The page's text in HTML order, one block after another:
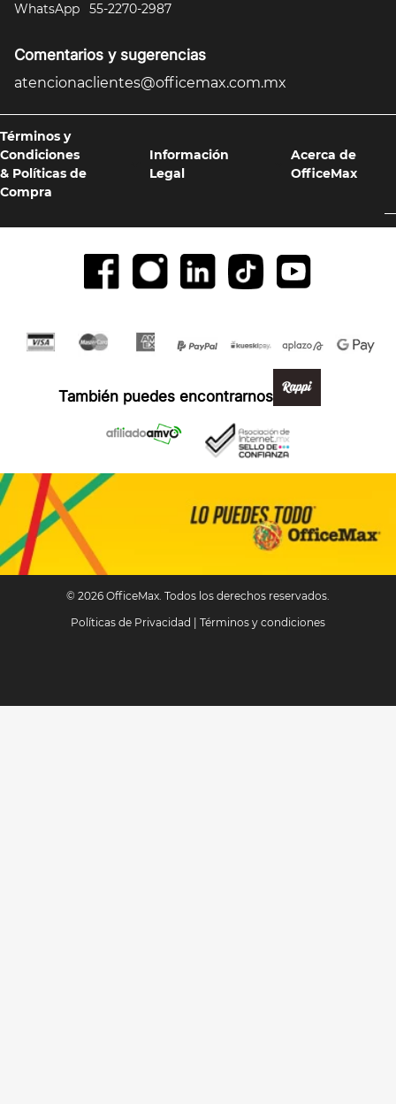
WhatsApp
55-2270-2987
Comentarios y sugerencias
atencionaclientes@officemax.com.mx
Términos y
Condiciones
& Políticas de
Compra
Información
Legal
Acerca de
OfficeMax
Formas de pago y compra 100% segura
También puedes encontrarnos en:
© 2026 OfficeMax. Todos los derechos reservados.
Políticas de Privacidad
Términos y condiciones